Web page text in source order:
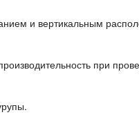
и вертикальным
при